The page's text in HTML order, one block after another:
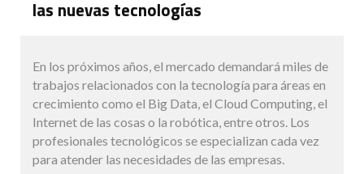
las nuevas tecnologías
En los próximos años, el mercado demandará miles de
trabajos relacionados con la tecnología para áreas en
crecimiento como el Big Data, el Cloud Computing, el
Internet de las cosas o la robótica, entre otros. Los
profesionales tecnológicos se especializan cada vez
para atender las necesidades de las empresas.